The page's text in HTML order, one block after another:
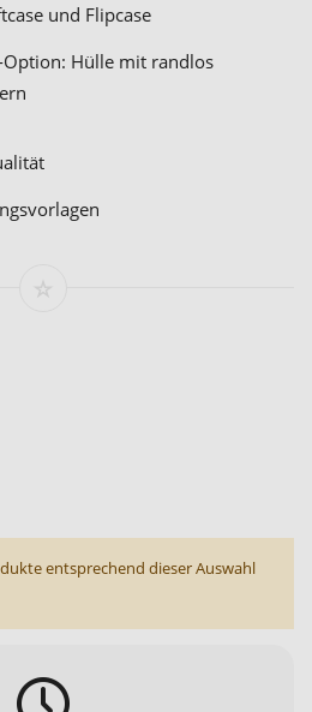
und Flipcase
Option: Hülle mit randlos
entsprechend dieser Auswahl